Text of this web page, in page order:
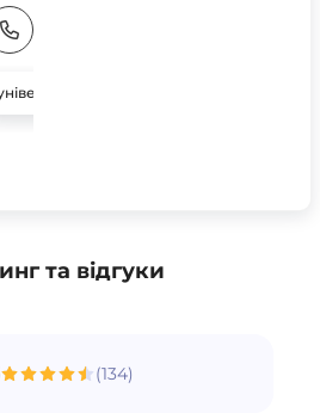
та відгуки
(134)